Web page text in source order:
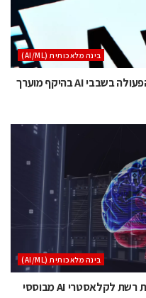
בינה מלאכותית (AI/ML)
סמסונג וברודקום מרחיבות את שיתוף הפעולה בשבבי AI בהיקף מוערך
בינה מלאכותית (AI/ML)
AMD ו־DriveNets מציגות ארכיטקטורת רשת לקלאסטרי AI מבוססי